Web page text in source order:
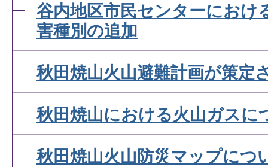
谷内地区市民センターにおけ
害種別の追加
秋田焼山火山避難計画が策定
秋田焼山における火山ガスに
秋田焼山火山防災マップにつ